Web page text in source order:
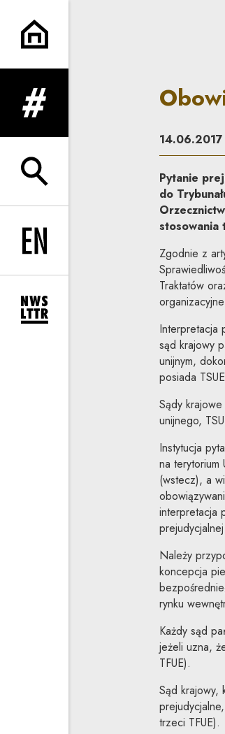
Obowiązek zadania
rozwiń menu
rozwiń wyszukiwarkę
Change language to EN
rozwiń formularz zapisu na newsletter
14.06.2017
Pytanie
do
stosowania
Zgodnie z
Traktatów
Interpretacja
sąd krajowy
unijnym,
posiada
Sądy
unijnego,
Instytucja
na terytorium
(wstecz), a
interpretacja
Należy
koncepcja
rynku
Każdy sąd
jeżeli uzna,
TFUE).
Sąd krajowy,
trzeci TFUE).